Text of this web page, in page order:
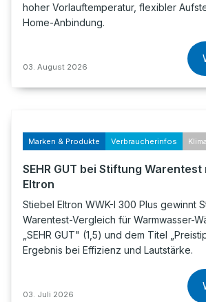
hoher Vorlauftemperatur, flexibler
Home-Anbindung.
03. August 2026
Marken & Produkte Verbraucherinfos Klima
SEHR GUT bei Stiftung
Eltron
Stiebel Eltron WWK-I 300 Plus gewinnt
Warentest-Vergleich für Warmwasser-
„SEHR GUT" (1,5) und dem Titel
Ergebnis bei Effizienz und Lautstärke.
03. Juli 2026